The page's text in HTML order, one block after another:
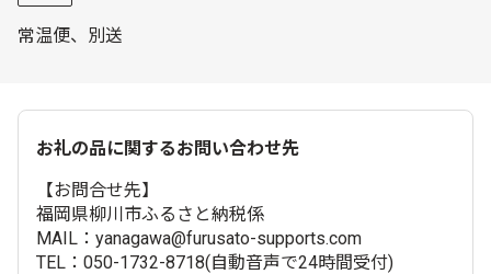
常温便、別送
お礼の品に関するお問い合わせ先
【お問合せ先】
福岡県柳川市ふるさと納税係
MAIL：yanagawa@furusato-supports.com
TEL：050-1732-8718(自動音声で24時間受付)